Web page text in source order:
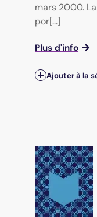
mars 2000.
por[...]
Plus d'info
Ajouter à la